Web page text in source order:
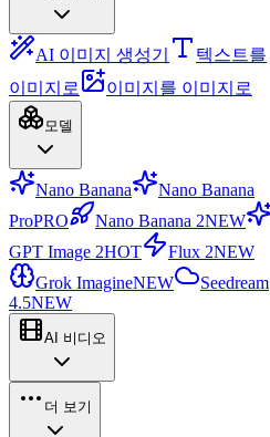
AI 이미지 생성기
텍스트를
이미지로
이미지를 이미지로
모델
Nano Banana
Nano Banana
ProPRO Nano Banana 2NEW
GPT Image 2HOT Flux 2NEW
Grok ImagineNEW
Seedream
4.5NEW
AI 비디오
더 보기